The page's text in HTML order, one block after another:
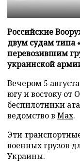
Российские
двум судам типа
перевозившим
украинской
Вечером 5
югу и востоку от
беспилотники
ведомство в Max.
Эти
военных грузов
Украины.